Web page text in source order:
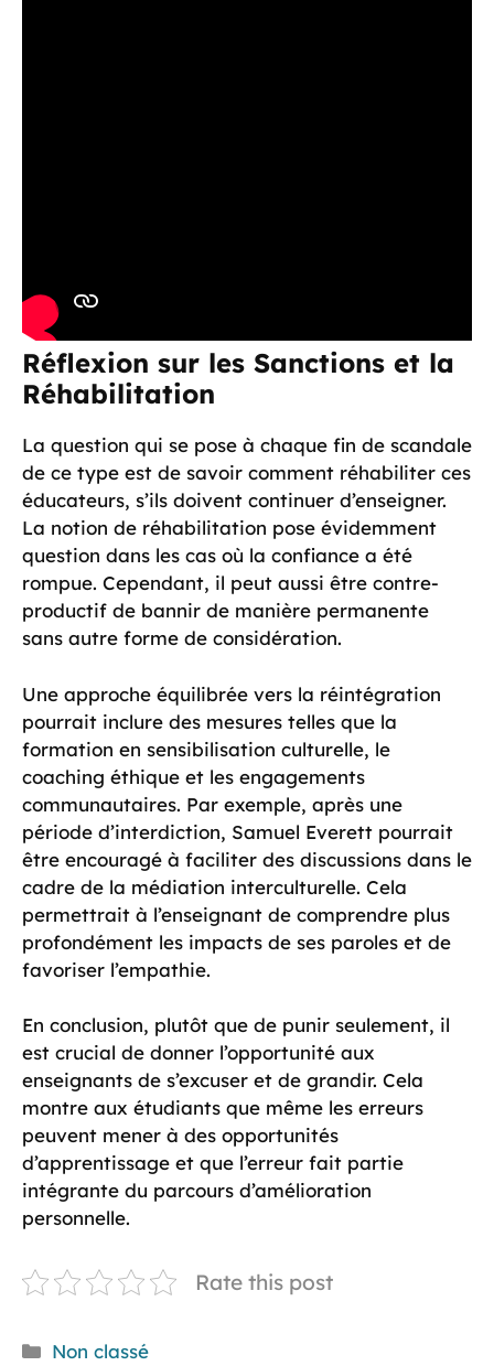
Réflexion sur les Sanctions et la
Réhabilitation
La question qui se pose à chaque fin de scandale
de ce type est de savoir comment réhabiliter ces
éducateurs, s’ils doivent continuer d’enseigner.
La notion de réhabilitation pose évidemment
question dans les cas où la confiance a été
rompue. Cependant, il peut aussi être contre-
productif de bannir de manière permanente
sans autre forme de considération.
Une approche équilibrée vers la réintégration
pourrait inclure des mesures telles que la
formation en sensibilisation culturelle, le
coaching éthique et les engagements
communautaires. Par exemple, après une
période d’interdiction, Samuel Everett pourrait
être encouragé à faciliter des discussions dans le
cadre de la médiation interculturelle. Cela
permettrait à l’enseignant de comprendre plus
profondément les impacts de ses paroles et de
favoriser l’empathie.
En conclusion, plutôt que de punir seulement, il
est crucial de donner l’opportunité aux
enseignants de s’excuser et de grandir. Cela
montre aux étudiants que même les erreurs
peuvent mener à des opportunités
d’apprentissage et que l’erreur fait partie
intégrante du parcours d’amélioration
personnelle.
Rate this post
Catégories
Non classé